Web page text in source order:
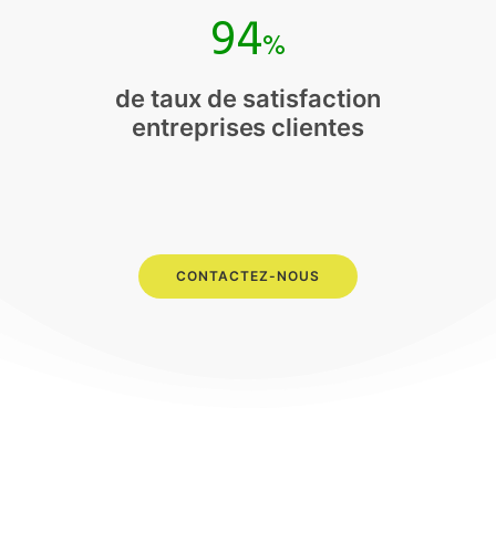
94%
de taux de satisfaction
entreprises clientes
CONTACTEZ-NOUS